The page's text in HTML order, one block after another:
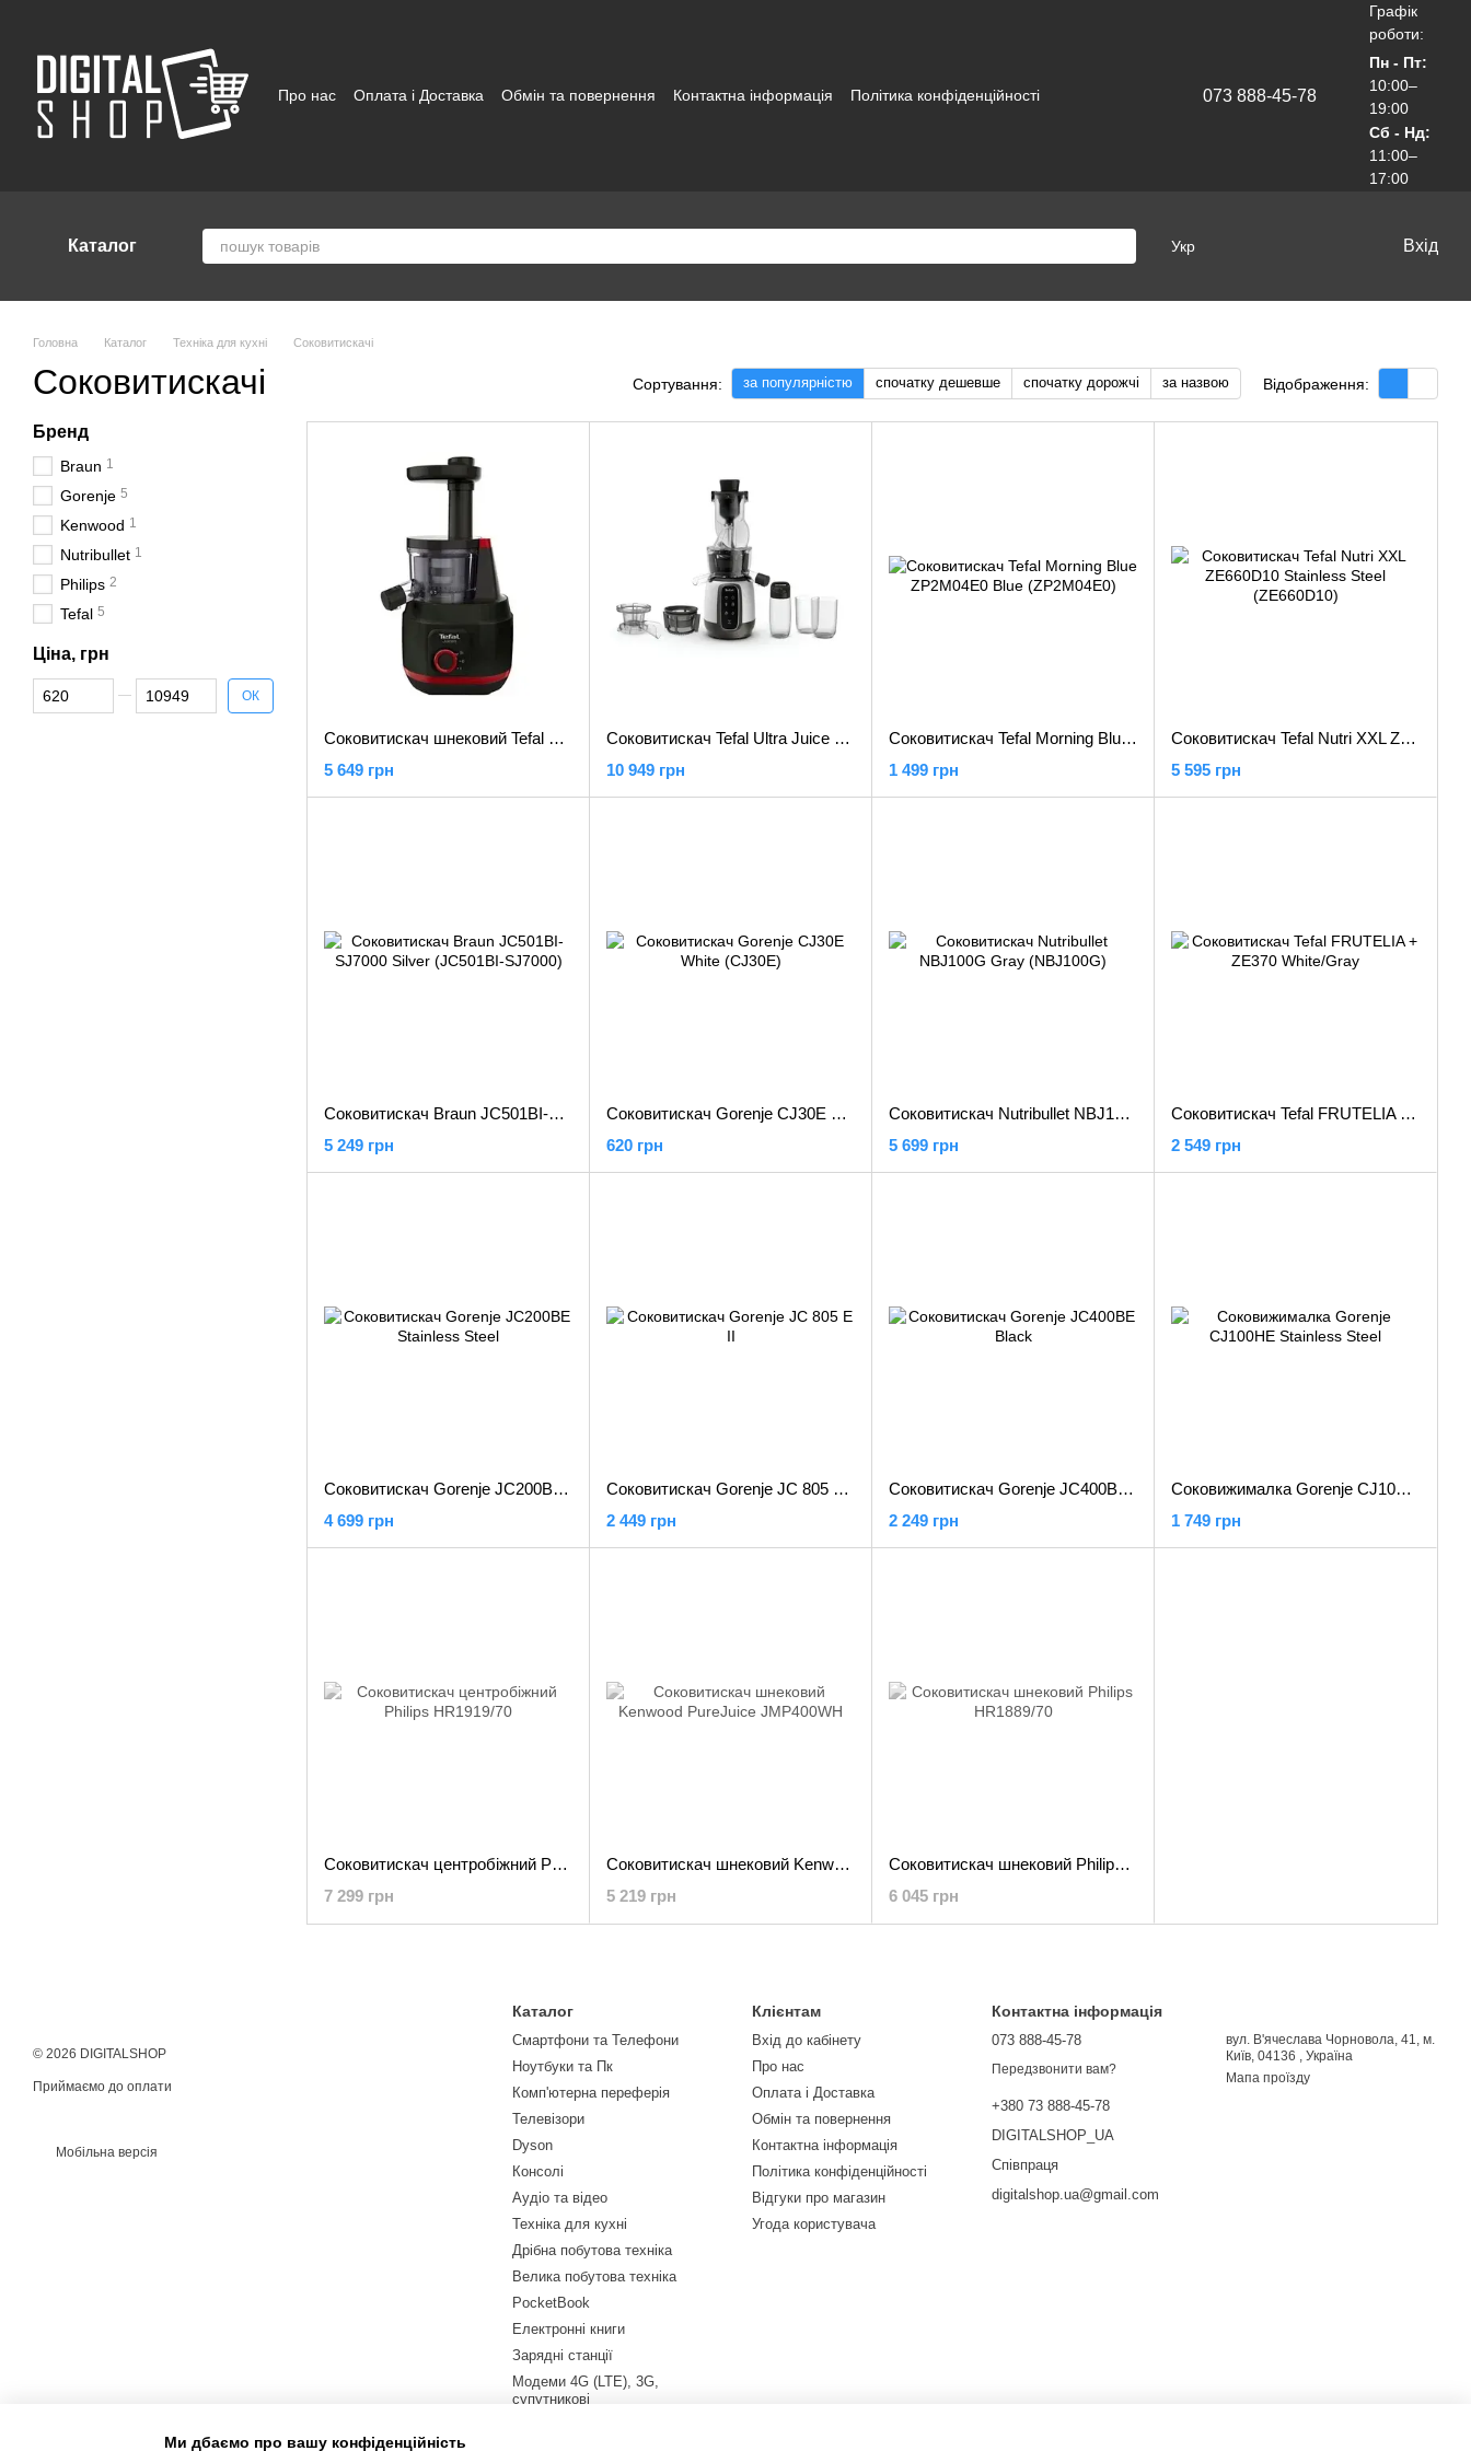
Про нас Оплата і Доставка Обмін та повернення Контактна інформація
Політика конфіденційності
073 888-45-78
Графік
роботи:
Пн - Пт:
10:00–
19:00
Сб - Нд:
11:00–
17:00
Каталог Укр Вхід
Головна Каталог Техніка для кухні Соковитискачі
Соковитискачі Сортування: за популярністю спочатку дешевше спочатку дорожчі за назвою Відображення:
Соковитискач шнековий Tefal ZC150838
5 649 грн
Соковитискач Tefal Ultra Juice ZC605D38 White (ZC605D38)
10 949 грн
Соковитискач Tefal Morning Blue ZP2M04E0 Blue (ZP2M04E0)
1 499 грн
Соковитискач Tefal Nutri XXL ZE660D10 Stainless Steel (ZE660D10)
5 595 грн
Соковитискач Braun JC501BI-SJ7000 Silver (JC501BI-SJ7000)
5 249 грн
Соковитискач Gorenje CJ30E White (CJ30E)
620 грн
Соковитискач Nutribullet NBJ100G Gray (NBJ100G)
5 699 грн
Соковитискач Tefal FRUTELIA + ZE370 White/Gray
2 549 грн
Соковитискач Gorenje JC200BE Stainless Steel
4 699 грн
Соковитискач Gorenje JC 805 E II
2 449 грн
Соковитискач Gorenje JC400BE Black
2 249 грн
Соковижималка Gorenje CJ100HE Stainless Steel
1 749 грн
Соковитискач центробіжний Philips HR1919/70
7 299 грн
Соковитискач шнековий Kenwood PureJuice JMP400WH
5 219 грн
Соковитискач шнековий Philips HR1889/70
6 045 грн
Бренд
Braun 1
Gorenje 5
Kenwood 1
Nutribullet 1
Philips 2
Tefal 5
Ціна, грн
Від Ціна, грн
До Ціна, грн ОК
© 2026 DIGITALSHOP
Приймаємо до оплати
Мобільна версія
Каталог
Смартфони та Телефони
Ноутбуки та Пк
Комп'ютерна переферія
Телевізори
Dyson
Консолі
Аудіо та відео
Техніка для кухні
Дрібна побутова техніка
Велика побутова техніка
PocketBook
Електронні книги
Зарядні станції
Модеми 4G (LTE), 3G,
супутникові
Клієнтам
Вхід до кабінету
Про нас
Оплата і Доставка
Обмін та повернення
Контактна інформація
Політика конфіденційності
Відгуки про магазин
Угода користувача
Контактна інформація
073 888-45-78
Передзвонити вам?
+380 73 888-45-78
DIGITALSHOP_UA
Співпраця
digitalshop.ua@gmail.com
вул. В'ячеслава Чорновола, 41, м.
Київ, 04136 , Україна
Мапа проїзду
Ми дбаємо про вашу конфіденційність